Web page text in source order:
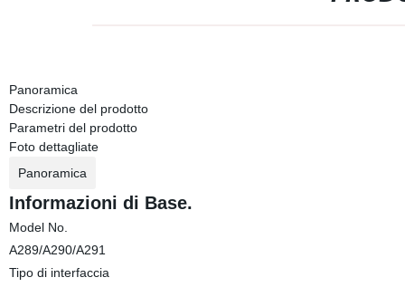
Panoramica
Descrizione del prodotto
Parametri del prodotto
Foto dettagliate
Panoramica
Informazioni di Base.
Model No.
A289/A290/A291
Tipo di interfaccia